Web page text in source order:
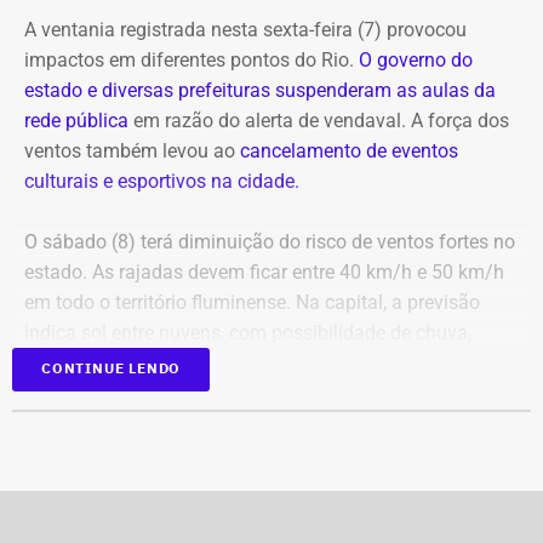
Divulgação/Christopher Jones
Em outubro do mesmo ano, foi a vez de o próprio André
Marinho pedir para sair.
A exoneração, assinada no dia 23, encerrou a passagem
do rapaz pela Prefeitura do Rio.
A ventania registrada nesta sexta-feira (7) provocou
impactos em diferentes pontos do Rio. O governo do
estado e diversas prefeituras suspenderam as aulas da
rede pública em razão do alerta de vendaval. A força dos
ventos também levou ao cancelamento de eventos
culturais e esportivos na cidade.
O sábado (8) terá diminuição do risco de ventos fortes no
estado. As rajadas devem ficar entre 40 km/h e 50 km/h
em todo o território fluminense. Na capital, a previsão
temperaturas entre 20°C e 31°C e ventos fracos na maior
parte do dia.
CONTINUE LENDO